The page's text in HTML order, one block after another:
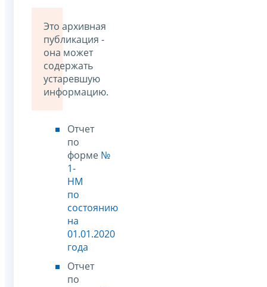
Это архивная
публикация -
она может
содержать
устаревшую
информацию.
Отчет
по
форме №
1-
НМ
по
состоянию
на
01.01.2020
года
Отчет
по